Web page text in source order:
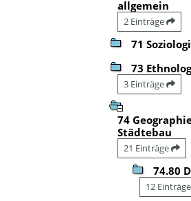
allgemein
2 Einträge
71
73
3 Einträge
74
Städtebau
21 Einträge
74.80
12 Einträge